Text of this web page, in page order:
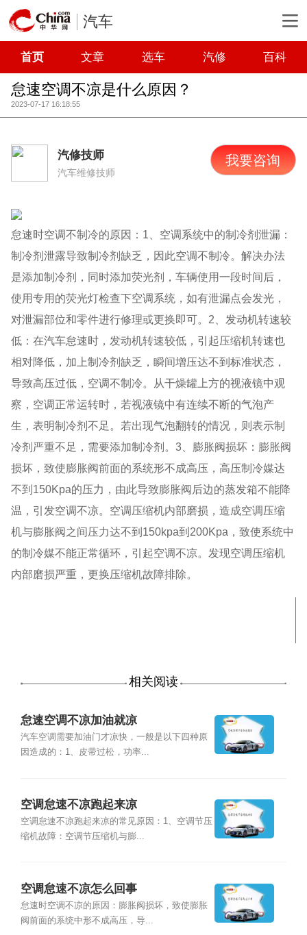
汽车
首页 文章 选车 汽修 百科
怠速空调不凉是什么原因？
2023-07-17 16:18:55
汽修技师
汽车维修技师
我要咨询
怠速时空调不制冷的原因：1、空调系统中的制冷剂泄漏：
制冷剂泄露导致制冷剂缺乏，因此空调不制冷。解决办法
是添加制冷剂，同时添加荧光剂，车辆使用一段时间后，
使用专用的荧光灯检查下空调系统，如有泄漏点会发光，
对泄漏部位和零件进行修理或更换即可。2、发动机转速较
低：在汽车怠速时，发动机转速较低，引起压缩机转速也
相对降低，加上制冷剂缺乏，瞬间增压达不到标准状态，
导致高压过低，空调不制冷。从干燥罐上方的视液镜中观
察，空调正常运转时，若视液镜中有连续不断的气泡产
生，表明制冷剂不足。若出现气泡翻转的情况，则表示制
冷剂严重不足，需要添加制冷剂。3、膨胀阀损坏：膨胀阀
损坏，致使膨胀阀前面的系统形不成高压，高压制冷媒达
不到150Kpa的压力，由此导致膨胀阀后边的蒸发箱不能降
温，引发空调不凉。空调压缩机内部磨损，造成空调压缩
机与膨胀阀之间压力达不到150kpa到200Kpa，致使系统中
的制冷媒不能正常循环，引起空调不凉。发现空调压缩机
内部磨损严重，更换压缩机故障排除。
相关阅读
怠速空调不凉加油就凉
汽车空调需要加油门才凉快，一般是以下四种原
因造成的：1、皮带过松，功率...
空调怠速不凉跑起来凉
空调怠速不凉跑起来凉的常见原因：1、空调节压
缩机故障：空调节压缩机与膨...
空调怠速不凉怎么回事
怠速时空调不凉的原因：膨胀阀损坏，致使膨胀
阀前面的系统中形不成高压，导...